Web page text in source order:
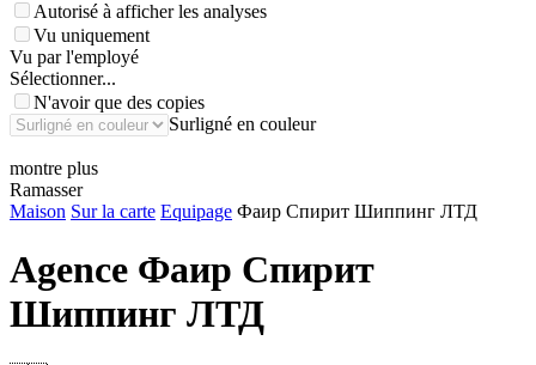
Autorisé à afficher les analyses
Vu uniquement
Vu par l'employé
Sélectionner...
N'avoir que des copies
Surligné en couleur
montre plus
Ramasser
Maison Sur la carte Equipage Фаир Спирит Шиппинг ЛТД
Agence Фаир Спирит
Шиппинг ЛТД